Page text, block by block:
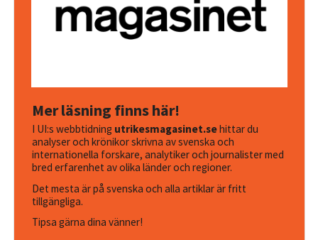
Mer läsning finns här!
I UI:s webbtidning utrikesmagasinet.sehittar du
analyser och krönikor skrivna av svenska och
internationella forskare, analytiker och journalister med
bred erfarenhet av olika länder och regioner.
Det mesta är på svenska och alla artiklar är fritt
tillgängliga.
Tipsa gärna dina vänner!